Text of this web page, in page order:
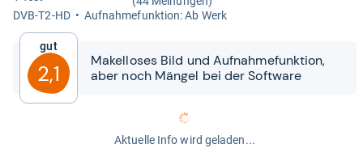
DVB-​T2-​HD
Auf­nah­me­funk­tion: Ab Werk
Gut
2,1
Makel­lo­ses Bild und Auf­nah­me­funk­tion,
aber noch Män­gel bei der Soft­ware
Aktuelle Info wird geladen...